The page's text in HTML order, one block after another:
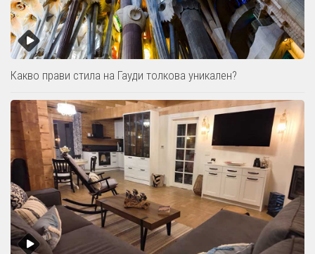
Какво прави стила на Гауди толкова уникален?